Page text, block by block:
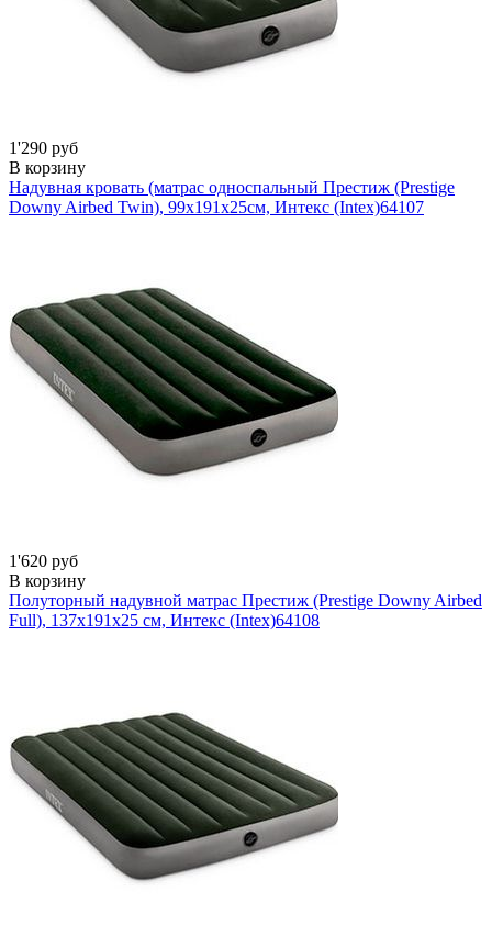
1'290 руб
В корзину
Надувная кровать (матрас односпальный Престиж (Prestige
Downy Airbed Twin), 99х191х25см, Интекс (Intex)64107
1'620 руб
В корзину
Полуторный надувной матрас Престиж (Prestige Downy Airbed
Full), 137х191х25 см, Интекс (Intex)64108